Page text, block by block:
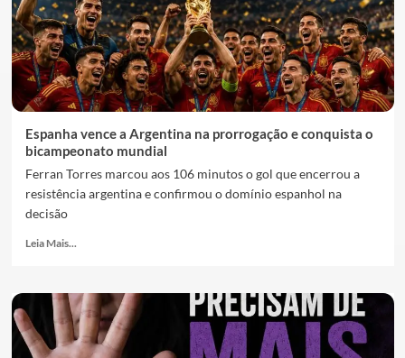
Espanha vence a Argentina na prorrogação e conquista o
bicampeonato mundial
Ferran Torres marcou aos 106 minutos o gol que encerrou a
resistência argentina e confirmou o domínio espanhol na
decisão
Leia Mais...